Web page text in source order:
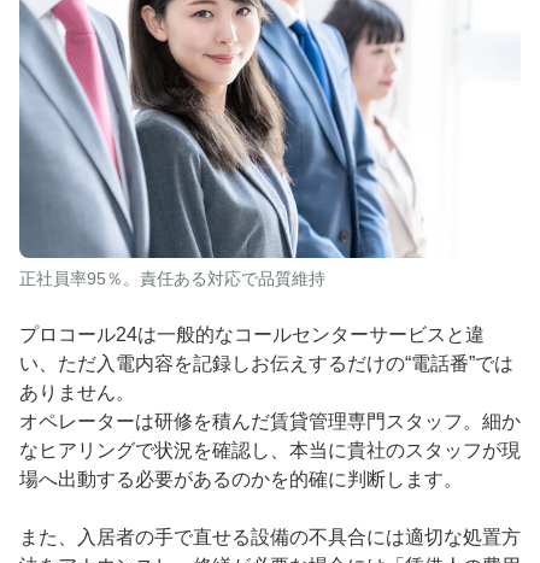
正社員率95％。責任ある対応で品質維持
プロコール24は一般的なコールセンターサービスと違
い、ただ入電内容を記録しお伝えするだけの“電話番”では
ありません。
オペレーターは研修を積んだ賃貸管理専門スタッフ。細か
なヒアリングで状況を確認し、本当に貴社のスタッフが現
場へ出動する必要があるのかを的確に判断します。
また、入居者の手で直せる設備の不具合には適切な処置方